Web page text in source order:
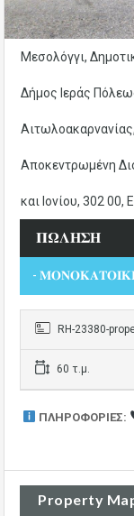
Μεσολόγγι,
Δήμος Ιεράς
Αποκεντρωμένη
και Ιονίου, 302 00,
𝚷𝛀𝚲𝚮𝚺𝚮
-
RH-23380-
60 τ.μ.
ΠΛΗΡΟΦΟΡΙΕΣ:
Property